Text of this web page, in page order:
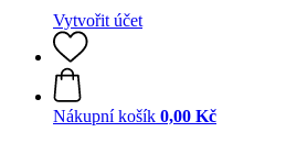
Vytvořit účet
Nákupní košík 0,00 Kč